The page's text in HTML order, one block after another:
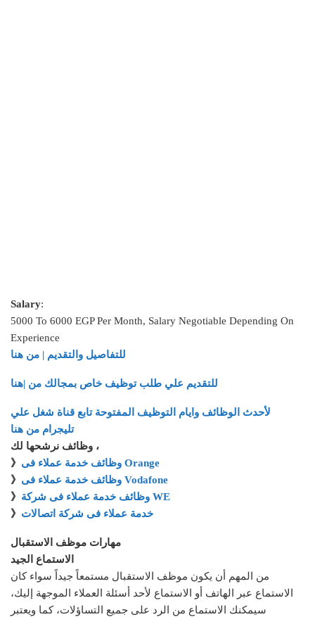
Salary:
5000 To 6000 EGP Per Month, Salary Negotiable Depending On
Experience
للتفاصيل والتقديم | من هنا
للتقديم علي طلب توظيف خاص بمجالك من |هنا
لأحدث الوظائف وايام التوظيف المفتوحة تابع قناة شغل علي
تليجرام من هنا
وظائف نرشحها لك ،
》
وظائف خدمة عملاء فى Orange
》
وظائف خدمة عملاء فى Vodafone
》
وظائف خدمة عملاء فى شركة WE
》 خدمة عملاء فى شركة اتصالات
مهارات موظف الاستقبال
الاستماع الجيد
من المهم أن يكون موظف الاستقبال مستمعاً جيداً سواء كان
الاستماع عبر الهاتف أو الاستماع لأحد أسئلة العملاء الموجهة إليك،
سيمكنك الاستماع من الرد على جميع التساؤلات، كما ويعتبر